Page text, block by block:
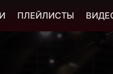
ПЛЕЙЛИСТЫ